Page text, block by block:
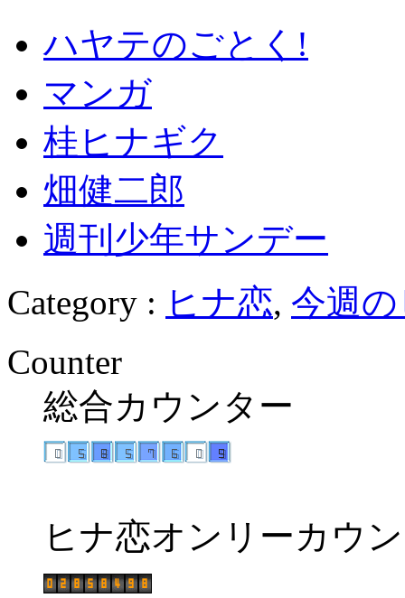
ハヤテのごとく!
マンガ
桂ヒナギク
畑健二郎
週刊少年サンデー
Category : ヒナ恋, 今週
Counter
総合カウンター
ヒナ恋オンリーカウ